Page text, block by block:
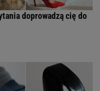
doprowadzą cię do